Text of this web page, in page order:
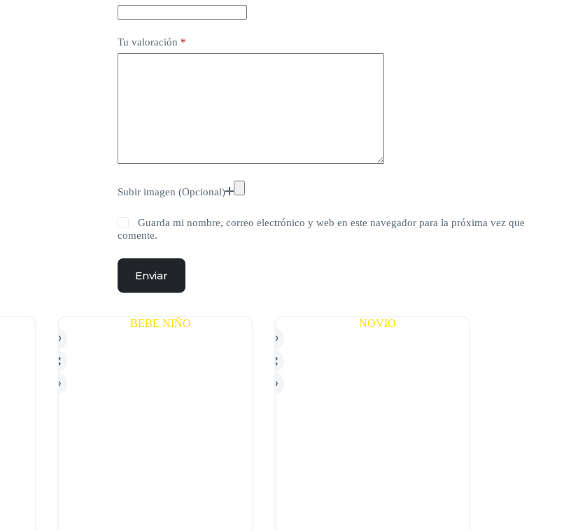
Tu valoración *
Subir imagen (Opcional)
Guarda mi nombre, correo electrónico y web en este navegador para la próxima vez que
comente.
Enviar